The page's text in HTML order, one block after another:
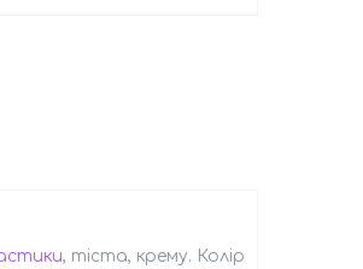
, тіста, крему. Колір